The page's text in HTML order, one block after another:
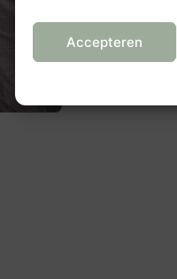
Accepteren